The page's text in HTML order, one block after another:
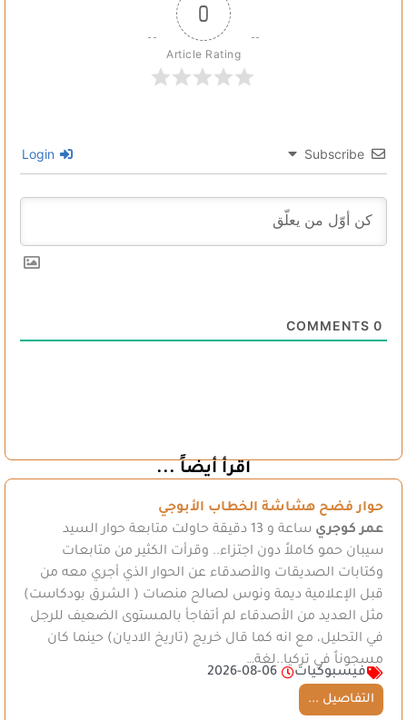
0
Article Rating
Subscribe
0
اقرأ أيضاً ...
حوار فضح هشاشة الخطاب الأبوجي
عمر كوجري
ساعة و 13 دقيقة حاولت متابعة حوار السيد
سيبان حمو كاملاً دون اجتزاء.. وقرأت الكثير من متابعات
وكتابات الصديقات والأصدقاء عن الحوار الذي أجري معه من
قبل الإعلامية ديمة ونوس لصالح منصات ( الشرق بودكاست)
مثل العديد من الأصدقاء لم أتفاجأ بالمستوى الضعيف للرجل
في التحليل، مع انه كما قال خريج (تاريخ الاديان) حينما كان
مسجوناً في تركيا..لغة…
فيسبوكيات
2026-08-06
التفاصيل ...